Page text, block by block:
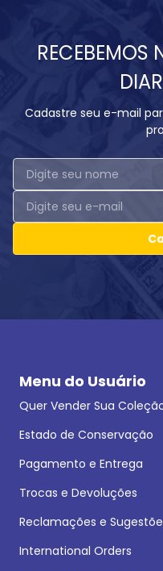
RECEBEMOS
Cadastre seu e-mail
Menu do Usuário
Quer Vender Sua
Estado de Conservação
Pagamento e Entrega
Trocas e Devoluções
Reclamações e
International Orders